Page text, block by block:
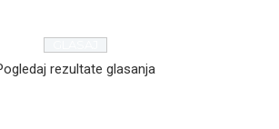
rezultate glasanja